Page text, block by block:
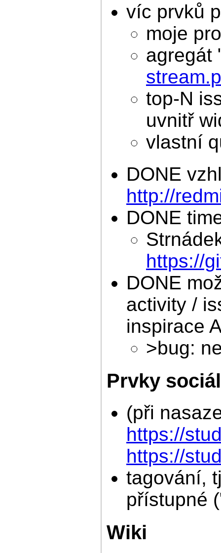
víc prvků
moje
agregát
top-N
uvnitř
vlastní
DONE
http://
DONE
https://
DONE
activity /
inspirace
>bug:
Prvky
(při
https://
https://
tagování,
přístupné
Wiki